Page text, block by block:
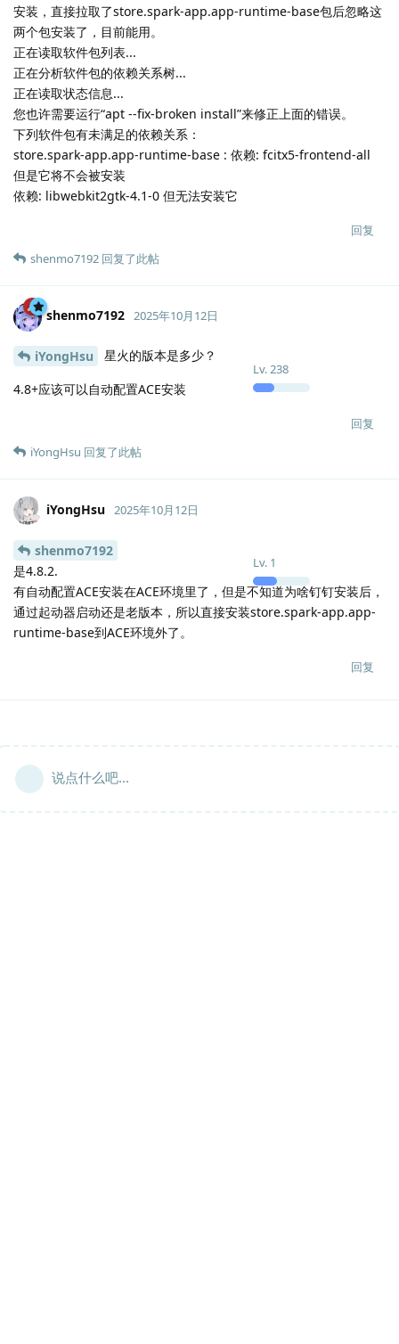
安装，直接拉取了store.spark-app.app-runtime-base包后忽略这
两个包安装了，目前能用。
正在读取软件包列表...
正在分析软件包的依赖关系树...
正在读取状态信息...
您也许需要运行“apt --fix-broken install”来修正上面的错误。
下列软件包有未满足的依赖关系：
store.spark-app.app-runtime-base : 依赖: fcitx5-frontend-all
但是它将不会被安装
依赖: libwebkit2gtk-4.1-0 但无法安装它
回复
shenmo7192 回复了此帖
shenmo7192
Lv. 238
2025年10月12日
iYongHsu 星火的版本是多少？
4.8+应该可以自动配置ACE安装
回复
iYongHsu 回复了此帖
iYongHsu
Lv. 1
2025年10月12日
shenmo7192
是4.8.2.
有自动配置ACE安装在ACE环境里了，但是不知道为啥钉钉安装后，
通过起动器启动还是老版本，所以直接安装store.spark-app.app-
runtime-base到ACE环境外了。
回复
说点什么吧...